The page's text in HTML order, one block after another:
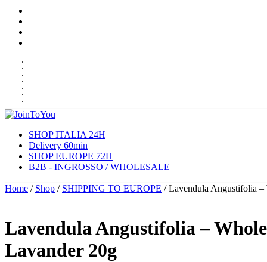
SHOP ITALIA 24H
Delivery 60min
SHOP EUROPE 72H
B2B - INGROSSO / WHOLESALE
Home / Shop / SHIPPING TO EUROPE / Lavendula Angustifolia
Lavendula Angustifolia –
Lavander 20g